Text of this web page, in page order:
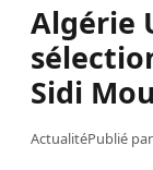
Algérie
Sidi
ActualitéPublié par